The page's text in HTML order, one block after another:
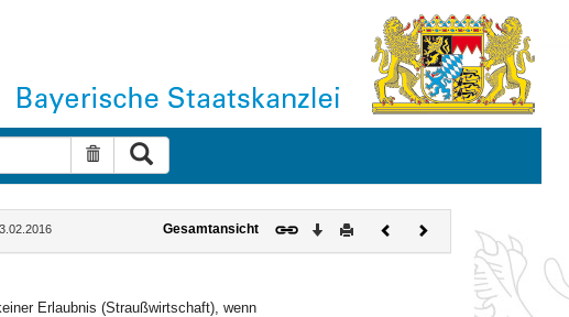
Suche zurücksetzen
Gesamtansicht Download
DruckenVorherigesNächstes
Dokument
Erlaubnis (Straußwirtschaft), wenn